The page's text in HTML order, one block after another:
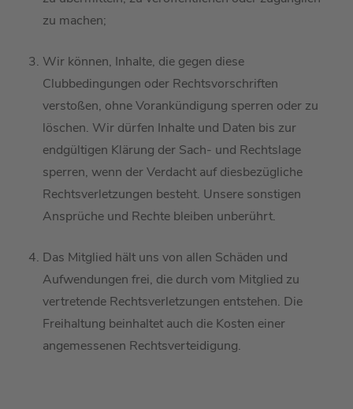
zu machen;
Wir können, Inhalte, die gegen diese
Clubbedingungen oder Rechtsvorschriften
verstoßen, ohne Vorankündigung sperren oder zu
löschen. Wir dürfen Inhalte und Daten bis zur
endgültigen Klärung der Sach- und Rechtslage
sperren, wenn der Verdacht auf diesbezügliche
Rechtsverletzungen besteht. Unsere sonstigen
Ansprüche und Rechte bleiben unberührt.
Das Mitglied hält uns von allen Schäden und
Aufwendungen frei, die durch vom Mitglied zu
vertretende Rechtsverletzungen entstehen. Die
Freihaltung beinhaltet auch die Kosten einer
angemessenen Rechtsverteidigung.